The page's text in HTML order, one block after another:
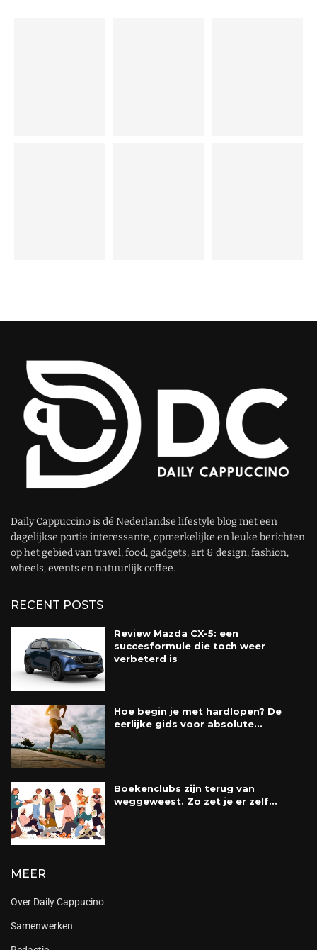
Daily Cappuccino is dé Nederlandse lifestyle blog met een
dagelijkse portie interessante, opmerkelijke en leuke berichten
op het gebied van travel, food, gadgets, art & design, fashion,
wheels, events en natuurlijk coffee.
RECENT POSTS
Review Mazda CX-5: een
succesformule die toch weer
verbeterd is
Hoe begin je met hardlopen? De
eerlijke gids voor absolute...
Boekenclubs zijn terug van
weggeweest. Zo zet je er zelf...
MEER
Over Daily Cappucino
Samenwerken